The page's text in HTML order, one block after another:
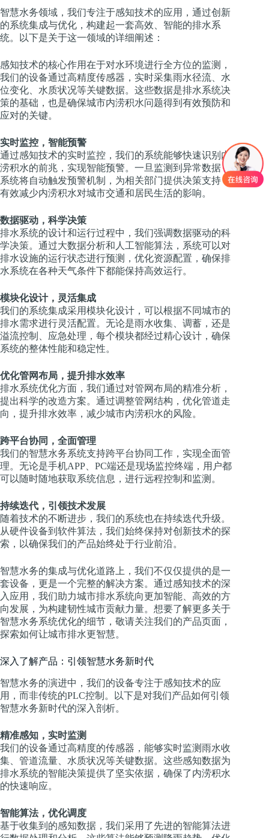
智慧水务领域，我们专注于感知技术的应用，通过创新
的系统集成与优化，构建起一套高效、智能的排水系
统。以下是关于这一领域的详细阐述：
感知技术的核心作用在于对水环境进行全方位的监测，
我们的设备通过高精度传感器，实时采集雨水径流、水
位变化、水质状况等关键数据。这些数据是排水系统决
策的基础，也是确保城市内涝积水问题得到有效预防和
应对的关键。
实时监控，智能预警
通过感知技术的实时监控，我们的系统能够快速识别内
涝积水的前兆，实现智能预警。一旦监测到异常数据，
系统将自动触发预警机制，为相关部门提供决策支持，
有效减少内涝积水对城市交通和居民生活的影响。
数据驱动，科学决策
排水系统的设计和运行过程中，我们强调数据驱动的科
学决策。通过大数据分析和人工智能算法，系统可以对
排水设施的运行状态进行预测，优化资源配置，确保排
水系统在各种天气条件下都能保持高效运行。
模块化设计，灵活集成
我们的系统集成采用模块化设计，可以根据不同城市的
排水需求进行灵活配置。无论是雨水收集、调蓄，还是
溢流控制、应急处理，每个模块都经过精心设计，确保
系统的整体性能和稳定性。
优化管网布局，提升排水效率
排水系统优化方面，我们通过对管网布局的精准分析，
提出科学的改造方案。通过调整管网结构，优化管道走
向，提升排水效率，减少城市内涝积水的风险。
跨平台协同，全面管理
我们的智慧水务系统支持跨平台协同工作，实现全面管
理。无论是手机APP、PC端还是现场监控终端，用户都
可以随时随地获取系统信息，进行远程控制和监测。
持续迭代，引领技术发展
随着技术的不断进步，我们的系统也在持续迭代升级。
从硬件设备到软件算法，我们始终保持对创新技术的探
索，以确保我们的产品始终处于行业前沿。
智慧水务的集成与优化道路上，我们不仅仅提供的是一
套设备，更是一个完整的解决方案。通过感知技术的深
入应用，我们助力城市排水系统向更加智能、高效的方
向发展，为构建韧性城市贡献力量。想要了解更多关于
智慧水务系统优化的细节，敬请关注我们的产品页面，
探索如何让城市排水更智慧。
深入了解产品：引领智慧水务新时代
智慧水务的演进中，我们的设备专注于感知技术的应
用，而非传统的PLC控制。以下是对我们产品如何引领
智慧水务新时代的深入剖析。
精准感知，实时监测
我们的设备通过高精度的传感器，能够实时监测雨水收
集、管道流量、水质状况等关键数据。这些感知数据为
排水系统的智能决策提供了坚实依据，确保了内涝积水
的快速响应。
智能算法，优化调度
基于收集到的感知数据，我们采用了先进的智能算法进